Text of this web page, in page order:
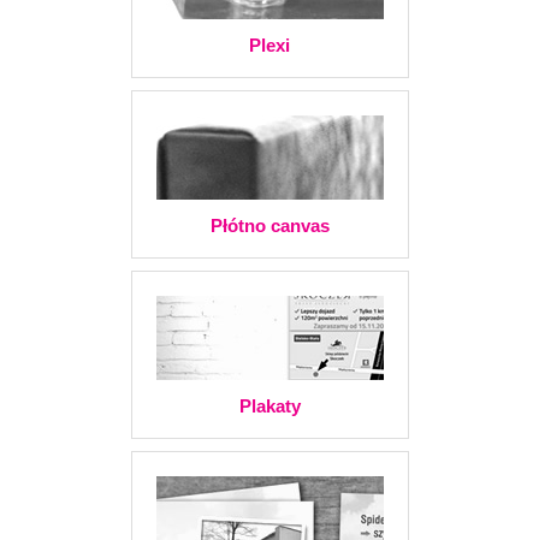
Plexi
Płótno canvas
Plakaty